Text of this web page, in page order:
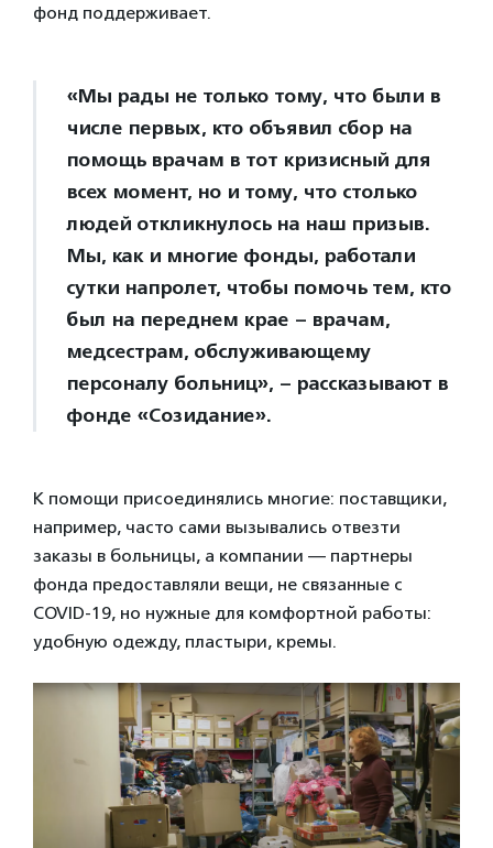
фонд поддерживает.
«Мы рады не только тому, что были в
числе первых, кто объявил сбор на
помощь врачам в тот кризисный для
всех момент, но и тому, что столько
людей откликнулось на наш призыв.
Мы, как и многие фонды, работали
сутки напролет, чтобы помочь тем, кто
был на переднем крае – врачам,
медсестрам, обслуживающему
персоналу больниц», – рассказывают в
фонде «Созидание».
К помощи присоединялись многие: поставщики,
например, часто сами вызывались отвезти
заказы в больницы, а компании — партнеры
фонда предоставляли вещи, не связанные с
COVID-19, но нужные для комфортной работы:
удобную одежду, пластыри, кремы.